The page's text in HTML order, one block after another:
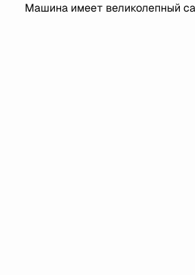
Машина имеет великолепный